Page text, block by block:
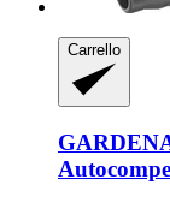
Carrello